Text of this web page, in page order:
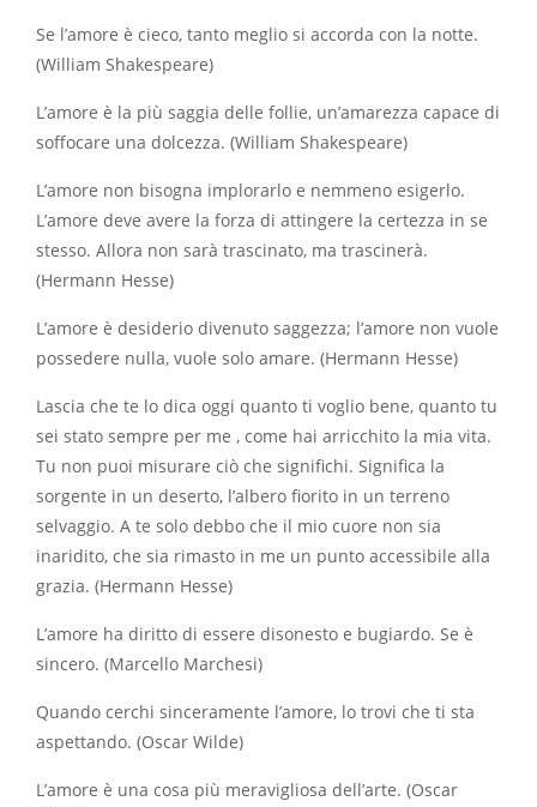
Se l’amore è cieco, tanto meglio si accorda con la notte.
(William Shakespeare)
L’amore è la più saggia delle follie, un’amarezza capace di
soffocare una dolcezza. (William Shakespeare)
L’amore non bisogna implorarlo e nemmeno esigerlo.
L’amore deve avere la forza di attingere la certezza in se
stesso. Allora non sarà trascinato, ma trascinerà.
(Hermann Hesse)
L’amore è desiderio divenuto saggezza; l’amore non vuole
possedere nulla, vuole solo amare. (Hermann Hesse)
Lascia che te lo dica oggi quanto ti voglio bene, quanto tu
sei stato sempre per me , come hai arricchito la mia vita.
Tu non puoi misurare ciò che significhi. Significa la
sorgente in un deserto, l’albero fiorito in un terreno
selvaggio. A te solo debbo che il mio cuore non sia
inaridito, che sia rimasto in me un punto accessibile alla
grazia. (Hermann Hesse)
L’amore ha diritto di essere disonesto e bugiardo. Se è
sincero. (Marcello Marchesi)
Quando cerchi sinceramente l’amore, lo trovi che ti sta
aspettando. (Oscar Wilde)
L’amore è una cosa più meravigliosa dell’arte. (Oscar